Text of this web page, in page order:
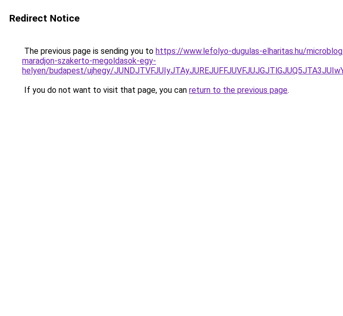
Redirect Notice
The previous page is sending you to https://www.lefolyo-dugulas-elharitas.hu/
maradjon-szakerto-megoldasok-egy-
helyen/budapest/ujhegy/
If you do not want to visit that page, you can return to the previous page.